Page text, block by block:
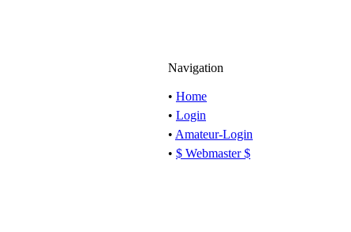
Navigation
• Home
• Login
• Amateur-Login
• $ Webmaster $